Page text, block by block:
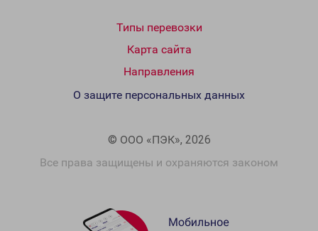
Типы перевозки
Карта сайта
Направления
© ООО «ПЭК», 2026
Все права защищены и охраняются законом
О защите персональных данных